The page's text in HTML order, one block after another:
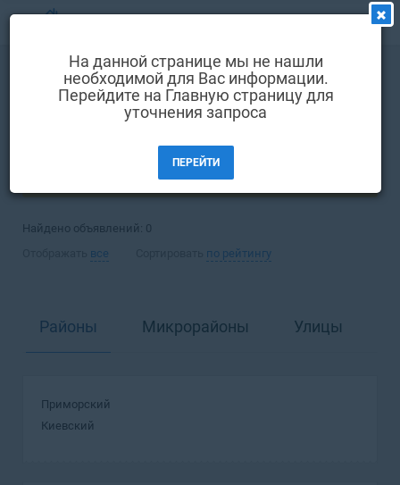
Выбрать язык
Вход и регистрация
Комментарии к объявления
Как добавить объявление
Покупка Квартира
ФИЛЬТРЫ (1)
Найдено объявлений: 0
все по рейтингу
Районы Микрорайоны Улицы
Приморский
Киевский
На данной странице мы не нашли
необходимой для Вас информации.
Перейдите на Главную страницу для
уточнения запроса
ПЕРЕЙТИ